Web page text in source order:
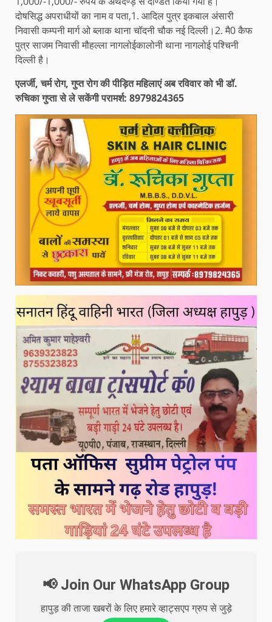
दोषसिद्ध अपराधीयों का नाम व पता,1. आदिल पुत्र इकबाल अंसारी
निवासी कम्पनी मार्ग ओ ब्लाक थाना चॉदनी चौक नई दिल्ली।2. मै0 कैफ
पुत्र साजम निवासी मौहल्ला नागलोईकालोनी थाना नागलोई पश्चिनी
दिल्ली है।
एलर्जी, चर्म रोग, गुप्त रोग की पीड़ित महिलाएं अब रविवार को भी डॉ.
रुचिका गुप्ता से ले सकेंगी परामर्श: 8979824365
📢 Join Our WhatsApp Group
हापुड़ की ताजा खबरों के लिए हमारे व्हाट्सएप ग्रुप से जुड़े